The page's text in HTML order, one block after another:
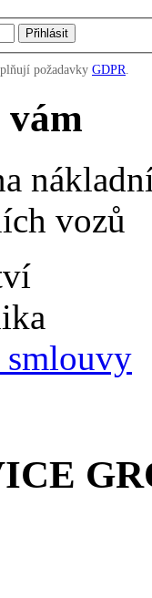
požadavky GDPR.
vám
vozů
smlouvy